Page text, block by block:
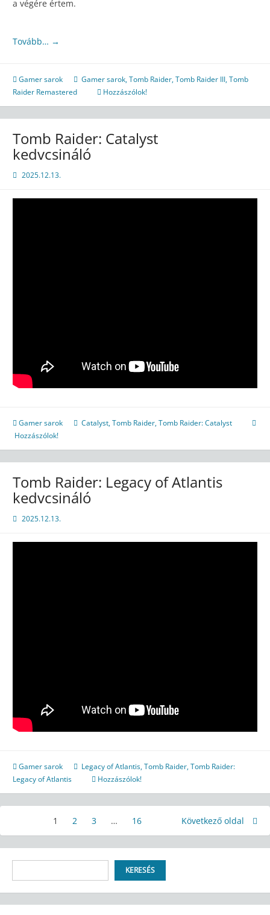
a végére értem.
Tovább… →
Gamer sarok Gamer sarok,Tomb Raider,Tomb Raider III,Tomb
Raider Remastered
Hozzászólok!
Tomb Raider: Catalyst
kedvcsináló
2025.12.13.
Gamer sarok Catalyst,Tomb Raider,Tomb Raider: Catalyst
Hozzászólok!
Tomb Raider: Legacy of Atlantis
kedvcsináló
2025.12.13.
Gamer sarok Legacy of Atlantis,Tomb Raider,Tomb Raider:
Legacy of Atlantis
Hozzászólok!
Bejegyzések
lapozása
Page
1 Page
2 Page
3 … Page
16 Következő oldal
KERESÉS